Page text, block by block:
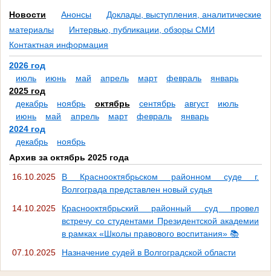
Новости Анонсы
Доклады, выступления, аналитические
материалы
Интервью, публикации, обзоры СМИ
Контактная информация
2026 год
июль
июнь май апрель март февраль
январь
2025 год
декабрь
ноябрь октябрь сентябрь август
июль
июнь
май апрель март февраль
январь
2024 год
декабрь
ноябрь
Архив за октябрь 2025 года
16.10.2025
В Краснооктябрьском районном суде г.
Волгограда представлен новый судья
14.10.2025
Краснооктябрьский районный суд провел
встречу со студентами Президентской академии
в рамках «Школы правового воспитания» 📚
07.10.2025
Назначение судей в Волгоградской области